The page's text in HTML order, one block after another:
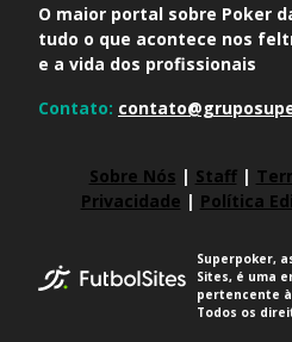
O maior portal sobre Poker
tudo o que acontece nos
e a vida dos profissionais
Contato:
Sobre Nós | Staff|
Privacidade | Política
Superpoker,
Sites, é uma
pertencente
Todos os